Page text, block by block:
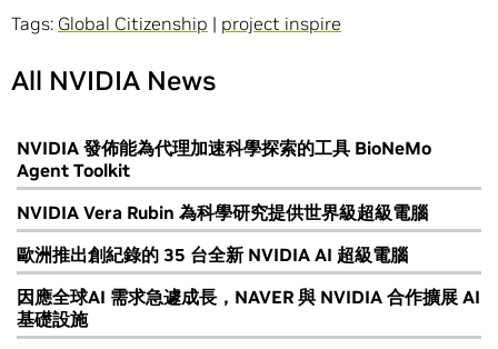
Tags: Global Citizenship | project inspire
All NVIDIA News
NVIDIA 發佈能為代理加速科學探索的工具 BioNeMo
Agent Toolkit
NVIDIA Vera Rubin 為科學研究提供世界級超級電腦
歐洲推出創紀錄的 35 台全新 NVIDIA AI 超級電腦
因應全球AI 需求急遽成長，NAVER 與 NVIDIA 合作擴展 AI
基礎設施